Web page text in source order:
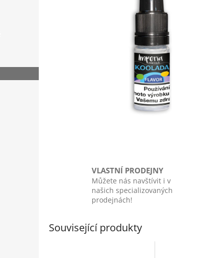
VLASTNÍ PRODEJNY
Můžete nás navštívit i v
našich specializovaných
prodejnách!
Související produkty